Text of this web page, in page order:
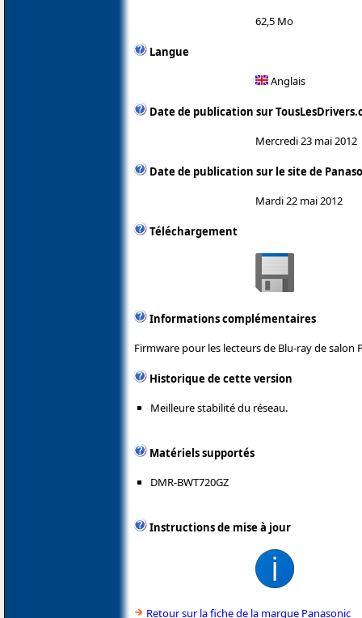
62,5 Mo
Langue
Anglais
Date de publication sur
Mercredi 23 mai 2012
Date de publication sur le site de
Mardi 22 mai 2012
Téléchargement
Informations complémentaires
Firmware pour les lecteurs de Blu-ray de salon
Historique de cette version
Meilleure stabilité du réseau.
Matériels supportés
DMR-BWT720GZ
Instructions de mise à jour
Retour sur la fiche de la marque Panasonic